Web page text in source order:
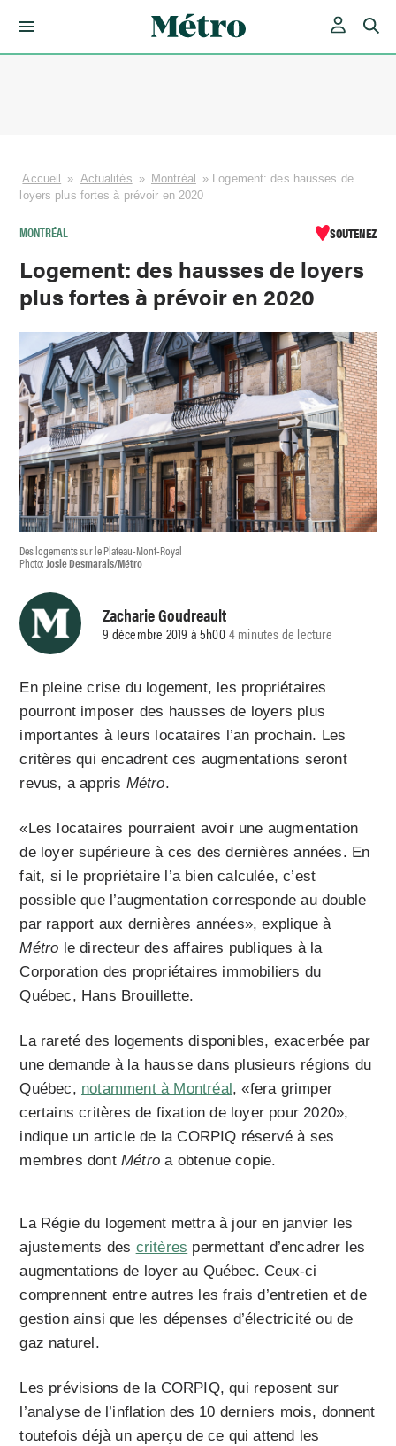
Accueil » Actualités » Montréal » Logement: des hausses de
loyers plus fortes à prévoir en 2020
MONTRÉAL SOUTENEZ
Logement: des hausses de loyers
plus fortes à prévoir en 2020
Des logements sur le Plateau-Mont-Royal
Photo:Josie Desmarais/Métro
Zacharie Goudreault
9 décembre 2019 à 5h004 minutes de lecture
En pleine crise du logement, les propriétaires
pourront imposer des hausses de loyers plus
importantes à leurs locataires l’an prochain. Les
critères qui encadrent ces augmentations seront
revus, a appris Métro.
«Les locataires pourraient avoir une augmentation
de loyer supérieure à ces des dernières années. En
fait, si le propriétaire l’a bien calculée, c’est
possible que l’augmentation corresponde au double
par rapport aux dernières années», explique à
Métro le directeur des affaires publiques à la
Corporation des propriétaires immobiliers du
Québec, Hans Brouillette.
La rareté des logements disponibles, exacerbée par
une demande à la hausse dans plusieurs régions du
Québec, notamment à Montréal , «fera grimper
certains critères de fixation de loyer pour 2020»,
indique un article de la CORPIQ réservé à ses
membres dontMétro a obtenue copie.
La Régie du logement mettra à jour en janvier les
ajustements des critères permettant d’encadrer les
augmentations de loyer au Québec. Ceux-ci
comprennent entre autres les frais d’entretien et de
gestion ainsi que les dépenses d’électricité ou de
gaz naturel.
Les prévisions de la CORPIQ, qui reposent sur
l’analyse de l’inflation des 10 derniers mois, donnent
toutefois déjà un aperçu de ce qui attend les